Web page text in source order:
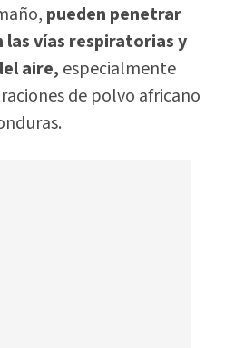
pueden penetrar
vías respiratorias y
aire, especialmente
de polvo africano